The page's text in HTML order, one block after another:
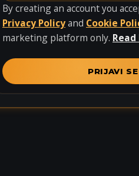
n
i
t
S
t
a
By creating an account you
Privacy Policyand Cookie
marketing platform only.
PRIJAVI